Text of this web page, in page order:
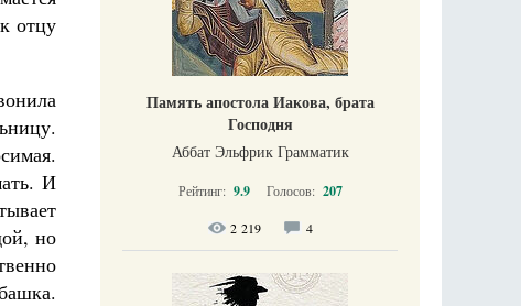
отцу
И
но
Память апостола Иакова, брата
Господня
Аббат Эльфрик Грамматик
Рейтинг: 9.9 Голосов: 207
2 219 4